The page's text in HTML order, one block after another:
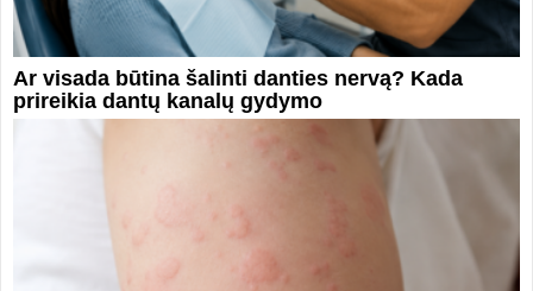
Ar visada būtina šalinti danties nervą? Kada
prireikia dantų kanalų gydymo